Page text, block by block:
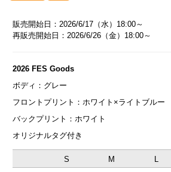
販売開始日：2026/6/17（水）18:00～
再販売開始日：2026/6/26（金）18:00～
2026 FES Goods
ボディ：グレー
フロントプリント：ホワイト×ライトブルー
バックプリント：ホワイト
オリジナルタグ付き
S M L